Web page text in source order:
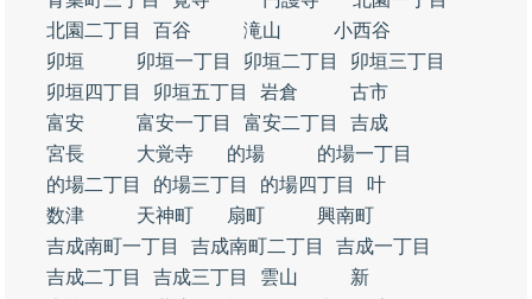
北園二丁目
百谷 滝山
小西谷
卯垣
卯垣一丁目 卯垣二丁目
卯垣三丁目
卯垣四丁目
卯垣五丁目 岩倉
古市
富安
富安一丁目 富安二丁目
吉成
宮長
大覚寺 的場
的場一丁目
的場二丁目
的場三丁目 的場四丁目
叶
数津
天神町 扇町
興南町
吉成南町一丁目
吉成南町二丁目
吉成一丁目
吉成二丁目
吉成三丁目 雲山
新